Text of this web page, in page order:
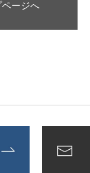
ページへ